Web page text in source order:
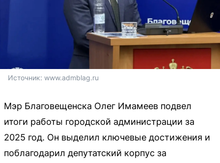
Источник: www.admblag.ru
Мэр Благовещенска Олег Имамеев подвел
итоги работы городской администрации за
2025 год. Он выделил ключевые достижения и
поблагодарил депутатский корпус за